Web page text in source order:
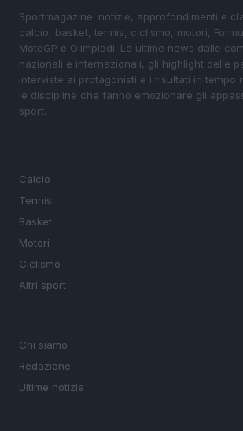
Sportmagazine: notizie, approfondimenti e
calcio, basket, tennis, ciclismo, motori,
MotoGP e Olimpiadi. Le ultime news dalle
nazionali e internazionali, gli highlight delle
interviste ai protagonisti e i risultati in tempo
le discipline che fanno emozionare gli
sport.
Calcio
Tennis
Basket
Motori
Ciclismo
Altri sport
Chi siamo
Redazione
Ultime notizie